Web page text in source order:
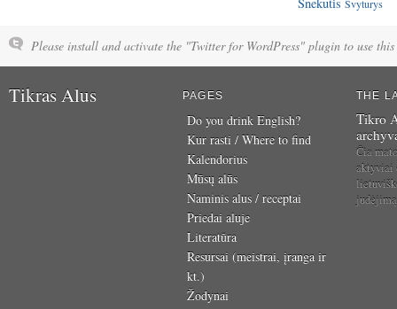
Švyturys
Please install and activate the "Twitter for WordPress" plugin to use this
Tikras Alus PAGES
Do you drink English?
Kur rasti / Where to find
Kalendorius
Mūsų alūs
Naminis alus / receptai
Priedai aluje
Literatūra
Resursai (meistrai, įranga ir
kt.)
Žodynai
THE
Tikro
Čia
aktyviai